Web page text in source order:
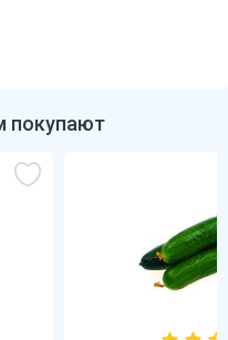
покупают